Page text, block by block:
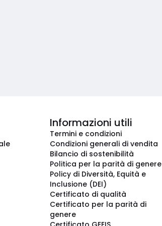
Informazioni utili
Termini e condizioni
Condizioni generali di vendita
Bilancio di sostenibilità
Politica per la parità di genere
Policy di Diversità, Equità e
Inclusione (DEI)
Certificato di qualità
Certificato per la parità di
genere